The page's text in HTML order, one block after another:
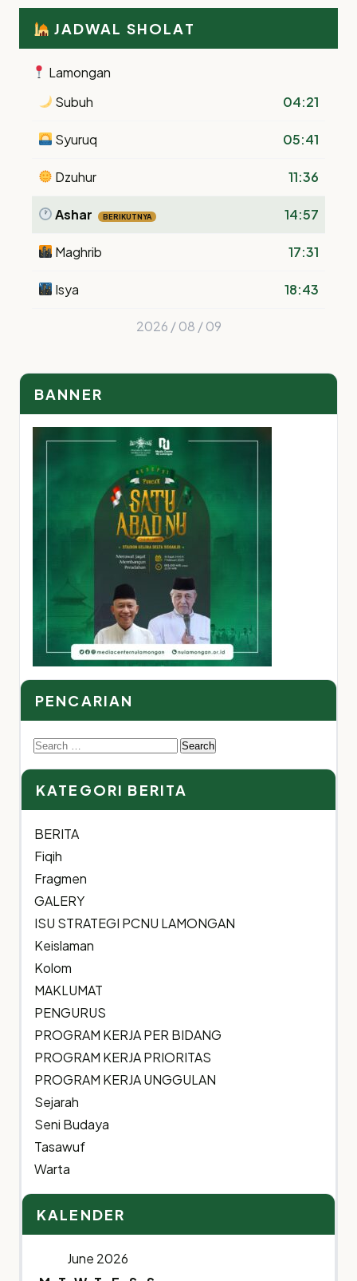
JADWAL SHOLAT
Lamongan
Subuh
04:21
Syuruq 05:41
Dzuhur 11:36
Ashar BERIKUTNYA 14:57
Maghrib 17:31
Isya 18:43
2026 / 08 / 09
BANNER
PENCARIAN
Search
for:
KATEGORI BERITA
BERITA
Fiqih
Fragmen
GALERY
ISU STRATEGI PCNU LAMONGAN
Keislaman
Kolom
MAKLUMAT
PENGURUS
PROGRAM KERJA PER BIDANG
PROGRAM KERJA PRIORITAS
PROGRAM KERJA UNGGULAN
Sejarah
Seni Budaya
Tasawuf
Warta
KALENDER
June 2026